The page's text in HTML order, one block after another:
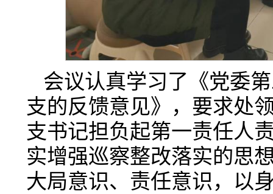
会议认真学习了《党委
支的反馈意见》，要求处
支书记担负起第一责任人
实增强巡察整改落实的思
大局意识、责任意识，以